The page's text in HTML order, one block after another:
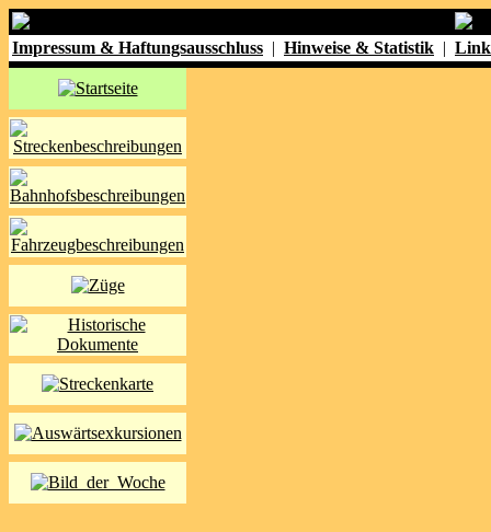
Impressum & Haftungsausschluss | Hinweise & Statistik |